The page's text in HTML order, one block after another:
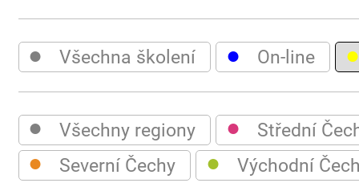
● Všechna školení ● On-line ●
● Všechny regiony ● Střední
● Severní Čechy ● Východní